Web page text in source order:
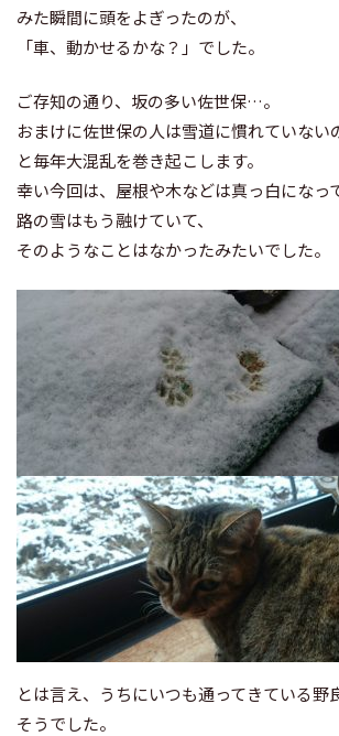
みた瞬間に頭をよぎったのが、
「車、動かせるかな？」でした。
ご存知の通り、坂の多い佐世保…。
おまけに佐世保の人は雪道に慣れていない
と毎年大混乱を巻き起こします。
幸い今回は、屋根や木などは真っ白になっ
路の雪はもう融けていて、
そのようなことはなかったみたいでした。
とは言え、うちにいつも通ってきている野
そうでした。